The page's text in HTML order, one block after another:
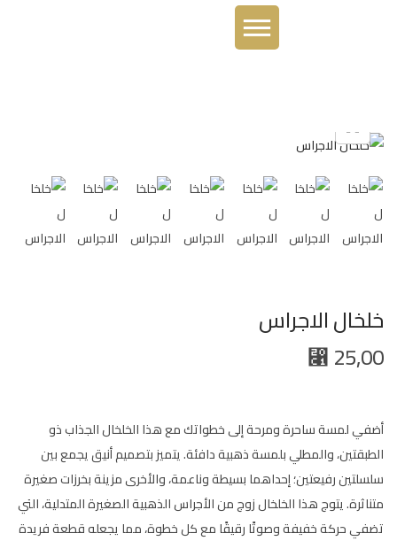
خلخال الاجراس
⃁ 25,00
أضفي لمسة ساحرة ومرحة إلى خطواتك مع هذا الخلخال الجذاب ذو
الطبقتين، والمطلي بلمسة ذهبية دافئة. يتميز بتصميم أنيق يجمع بين
سلسلتين رفيعتين؛ إحداهما بسيطة وناعمة، والأخرى مزينة بخرزات صغيرة
متناثرة. يتوج هذا الخلخال زوج من الأجراس الذهبية الصغيرة المتدلية، التي
تضفي حركة خفيفة وصوتًا رقيقًا مع كل خطوة، مما يجعله قطعة فريدة